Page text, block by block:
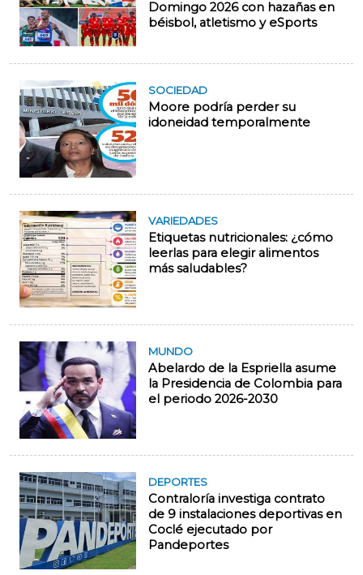
Domingo 2026 con hazañas en
béisbol, atletismo y eSports
SOCIEDAD
Moore podría perder su
idoneidad temporalmente
VARIEDADES
Etiquetas nutricionales: ¿cómo
leerlas para elegir alimentos
más saludables?
MUNDO
Abelardo de la Espriella asume
la Presidencia de Colombia para
el periodo 2026-2030
DEPORTES
Contraloría investiga contrato
de 9 instalaciones deportivas en
Coclé ejecutado por
Pandeportes